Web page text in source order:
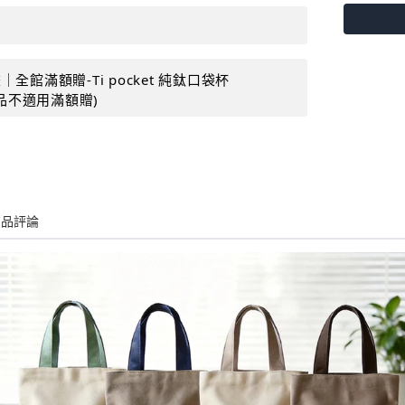
全館滿額贈-Ti pocket 純鈦口袋杯
適用滿額贈)
評論